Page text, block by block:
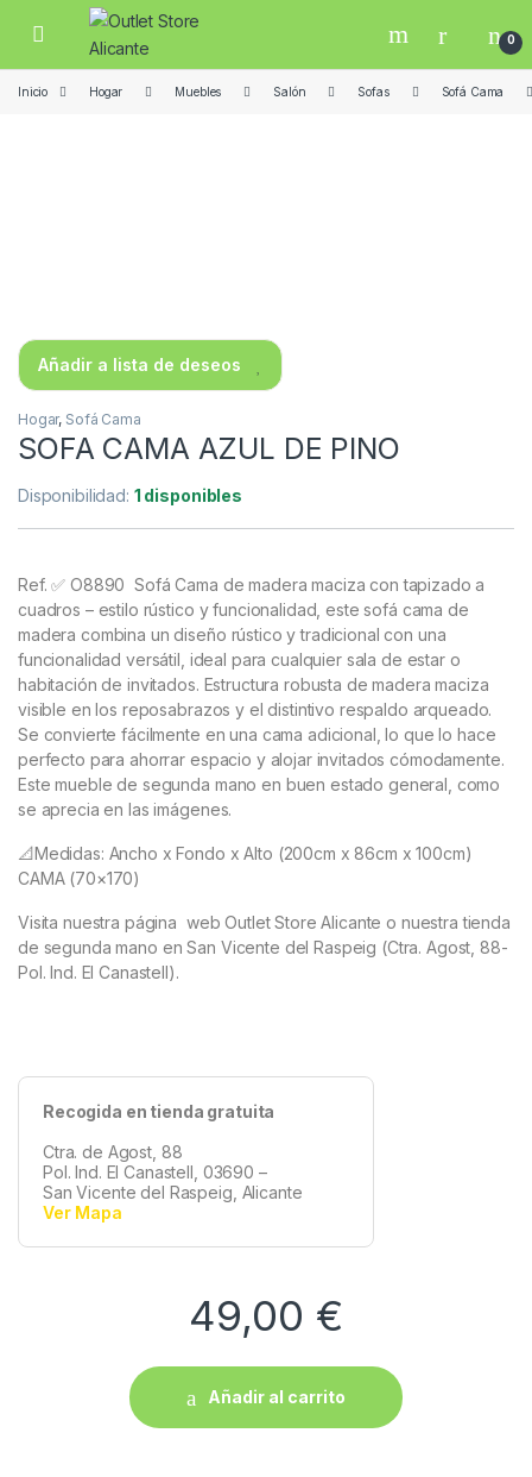
Skip to navigation
Skip to content
Open 0
Inicio Hogar Muebles Salón Sofas Sofá Cama
Añadir a lista de deseos
Hogar, Sofá Cama
SOFA CAMA AZUL DE PINO
Disponibilidad: 1 disponibles
Ref. ✅ O8890Sofá Cama de madera maciza con tapizado a
cuadros – estilo rústico y funcionalidad, este sofá cama de
madera combina un diseño rústico y tradicional con una
funcionalidad versátil, ideal para cualquier sala de estar o
habitación de invitados. Estructura robusta de madera maciza
visible en los reposabrazos y el distintivo respaldo arqueado.
Se convierte fácilmente en una cama adicional, lo que lo hace
perfecto para ahorrar espacio y alojar invitados cómodamente.
Este mueble de segunda mano en buen estado general, como
se aprecia en las imágenes.
📐Medidas: Ancho x Fondo x Alto (200cm x 86cm x 100cm)
CAMA (70×170)
Visita nuestra página web Outlet Store Alicante o nuestra tienda
de segunda mano en San Vicente del Raspeig (Ctra. Agost, 88-
Pol. Ind. El Canastell).
Recogida en tienda gratuita
Ctra. de Agost, 88
Pol. Ind. El Canastell, 03690 –
San Vicente del Raspeig, Alicante
Ver Mapa
49,00 €
Añadir al carrito